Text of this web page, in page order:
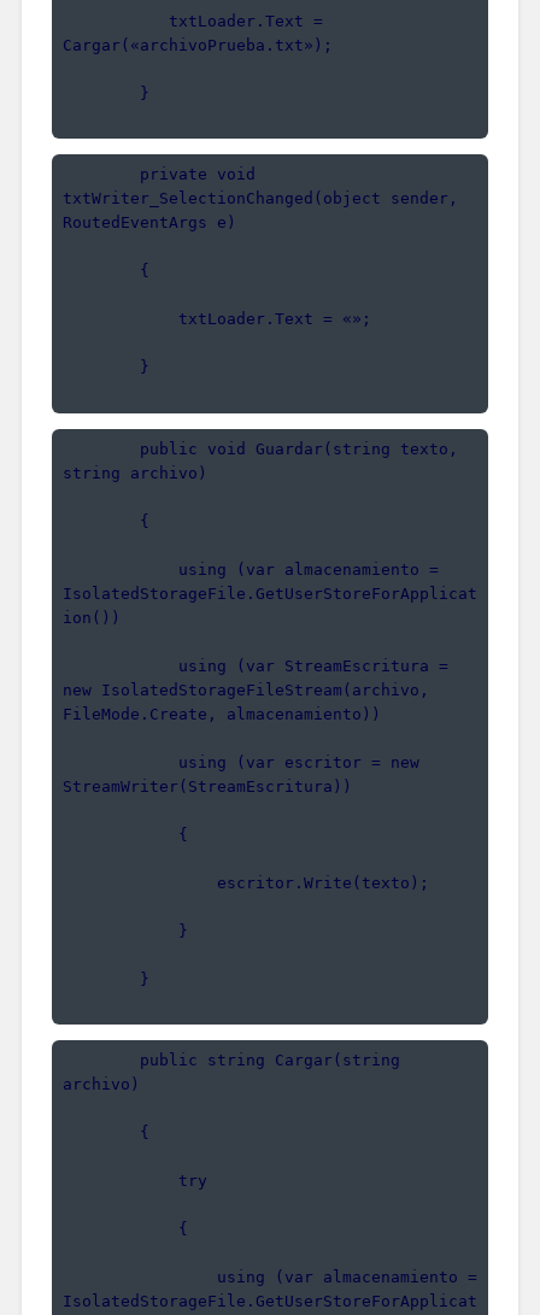
Cargar(«archivoPrueba.txt»);
        }
txtWriter_SelectionChanged(object sender,
RoutedEventArgs e)
        {
            txtLoader.Text = «»;
        }
string archivo)
        {
IsolatedStorageFile.GetUserStoreForApplicat
ion())
new IsolatedStorageFileStream(archivo,
FileMode.Create, almacenamiento))
StreamWriter(StreamEscritura))
            {
                escritor.Write(texto);
            }
        }
archivo)
        {
            try
            {
IsolatedStorageFile.GetUserStoreForApplicat